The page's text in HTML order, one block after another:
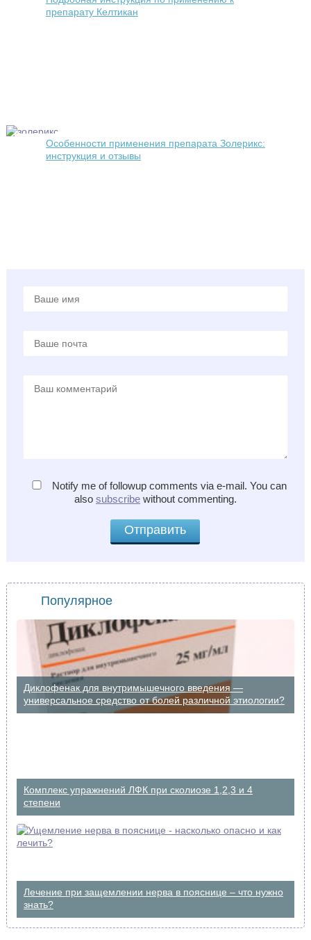
препарату Келтикан
Особенности применения препарата Золерикс:
инструкция и отзывы
Notify me of followup comments via e-mail. You can
also subscribewithout commenting.
Популярное
Диклофенак для внутримышечного введения —
универсальное средство от болей различной этиологии?
Комплекс упражнений ЛФК при сколиозе 1,2,3 и 4
степени
Лечение при защемлении нерва в пояснице – что нужно
знать?